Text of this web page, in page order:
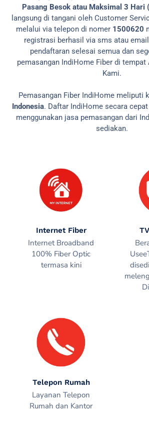
Pasang Besok atau Maksimal 3 Hari
langsung di tangani oleh Customer
melalui via telepon di nomer 1500620
registrasi berhasil via sms atau
pendaftaran selesai semua dan
pemasangan IndiHome Fiber di tempat
Kami.
Pemasangan Fiber IndiHome meliputi
Indonesia. Daftar IndiHome secara
menggunakan jasa pemasangan dari
sediakan.
Internet Fiber
Internet Broadband
100% Fiber Optic
termasa kini
Telepon Rumah
Layanan Telepon
Rumah dan Kantor